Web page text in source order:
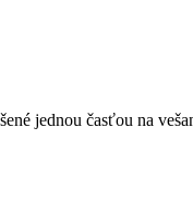
jednou časťou na